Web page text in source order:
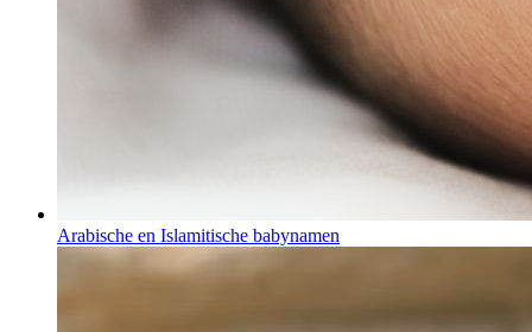
Arabische en Islamitische babynamen